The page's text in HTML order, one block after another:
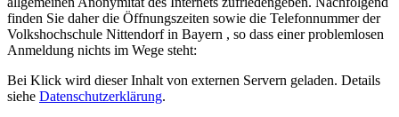
finden Sie daher die Öffnungszeiten sowie die Telefonnummer der
Volkshochschule Nittendorf in Bayern , so dass einer problemlosen
Anmeldung nichts im Wege steht:
Bei Klick wird dieser Inhalt von externen Servern geladen. Details
siehe Datenschutzerklärung.